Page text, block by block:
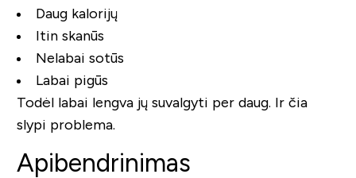
Daug kalorijų
Itin skanūs
Nelabai sotūs
Labai pigūs
Todėl labai lengva jų suvalgyti per daug. Ir čia
slypi problema.
Apibendrinimas